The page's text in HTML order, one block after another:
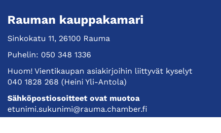
Rauman kauppakamari
Sinkokatu 11, 26100 Rauma
Puhelin: 050 348 1336
Huom! Vientikaupan asiakirjoihin liittyvät kyselyt
040 1828 268 (Heini Yli-Antola)
Sähköpostiosoitteet ovat muotoa
etunimi.sukunimi@rauma.chamber.fi